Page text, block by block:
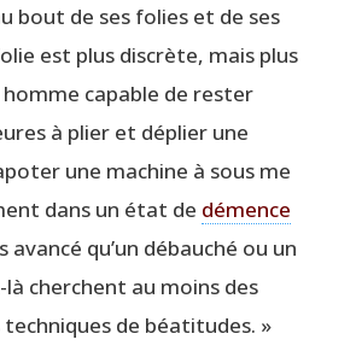
bout de ses folies et de ses
est plus dis­crète, mais plus
capable de res­ter
à plier et déplier une
une machine à sous me
dans un état de démence
avan­cé qu’un débau­ché ou un
là cherchent au moins des
de béatitudes. »